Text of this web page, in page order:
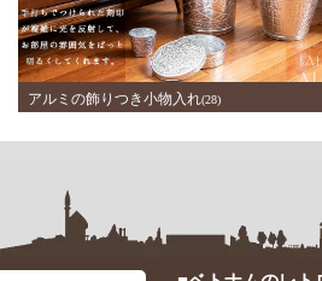
アルミの飾りつき小物入れ(28)